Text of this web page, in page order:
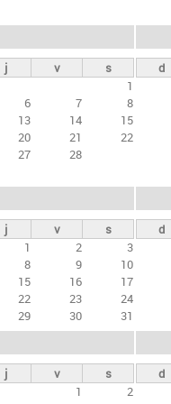
r
c
j v
s
1
6 7
8
13 14
15
20 21
22
27 28
d
j v
s
1
2
3
8 9
10
15 16
17
22 23
24
29 30 31
d
j v
s
1
2
d